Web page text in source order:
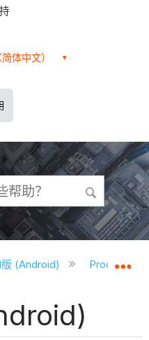
体中文）
(Android) Procore